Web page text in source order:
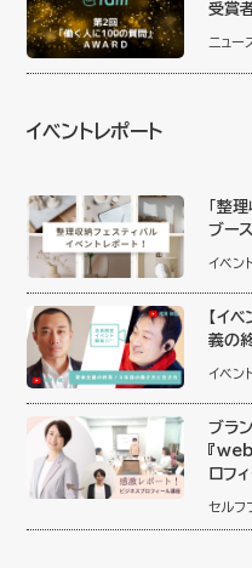
受賞
ニュー
イベントレポート
「整
ブー
イベン
【イ
義の
イベン
ブラ
『
ロフ
セルフ